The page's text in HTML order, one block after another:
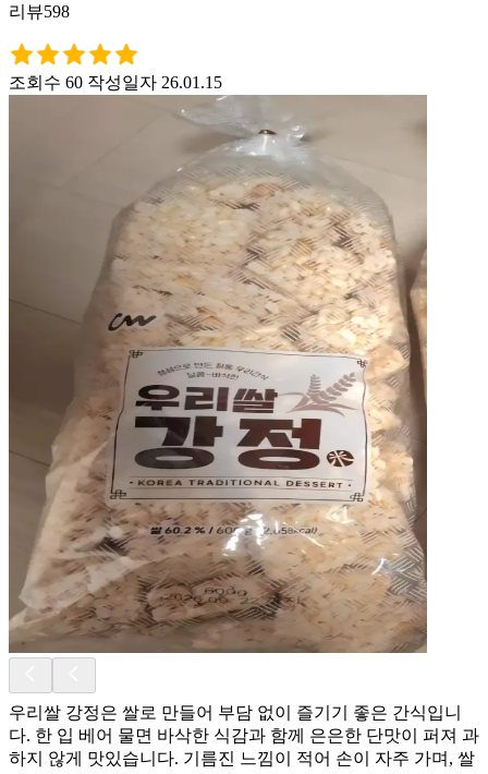
리뷰598
조회수 60 작성일자 26.01.15
우리쌀 강정은 쌀로 만들어 부담 없이 즐기기 좋은 간식입니
다. 한 입 베어 물면 바삭한 식감과 함께 은은한 단맛이 퍼져 과
하지 않게 맛있습니다. 기름진 느낌이 적어 손이 자주 가며, 쌀